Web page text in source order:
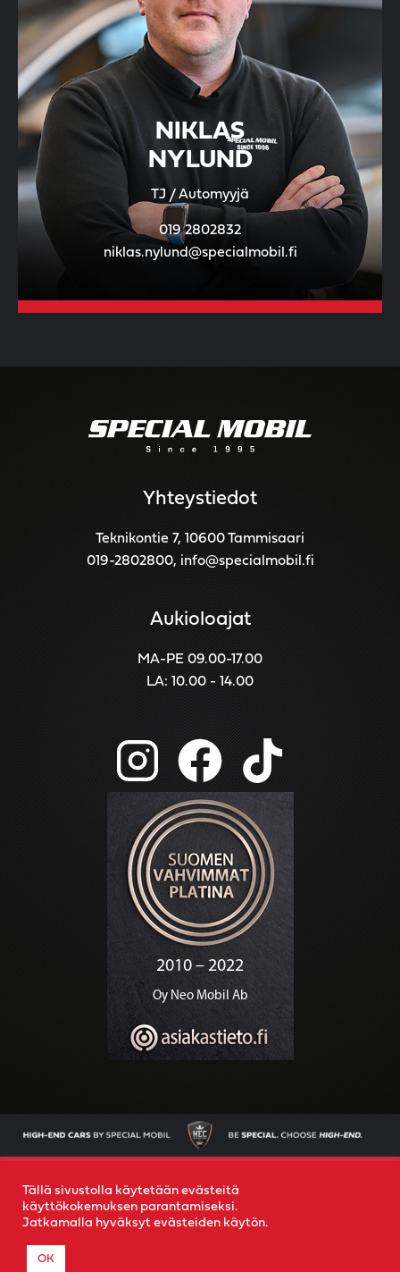
NIKLAS
NYLUND
TJ / Automyyjä
019 2802832
niklas.nylund@specialmobil.fi
Yhteystiedot
Teknikontie 7, 10600 Tammisaari
019-2802800, info@specialmobil.fi
Aukioloajat
MA-PE 09.00-17.00
LA: 10.00 - 14.00
AJONEUVOT OSTAMME AUTOSI
© 2022
Tällä sivustolla käytetään evästeitä
käyttökokemuksen parantamiseksi.
Jatkamalla hyväksyt evästeiden käytön.
OK